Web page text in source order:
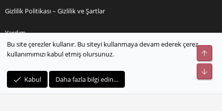
Gizlilik Politikası – Gizlilik ve Şartlar
Yardım
Ana sayfa
S
S
Bu site çerezler kullanır. Bu siteyi kullanmaya devam ederek çerez
kullanımımızı kabul etmiş olursunuz.
Kabul Daha fazla bilgi edin…